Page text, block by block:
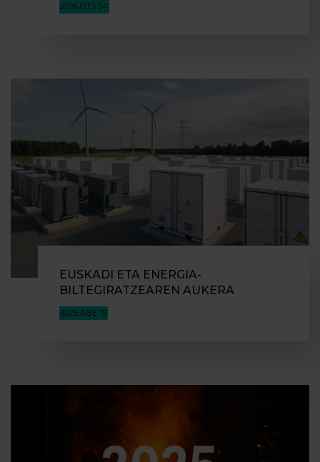
2026 OTS 24
EUSKADI ETA ENERGIA-
BILTEGIRATZEAREN AUKERA
2025 ABE 15